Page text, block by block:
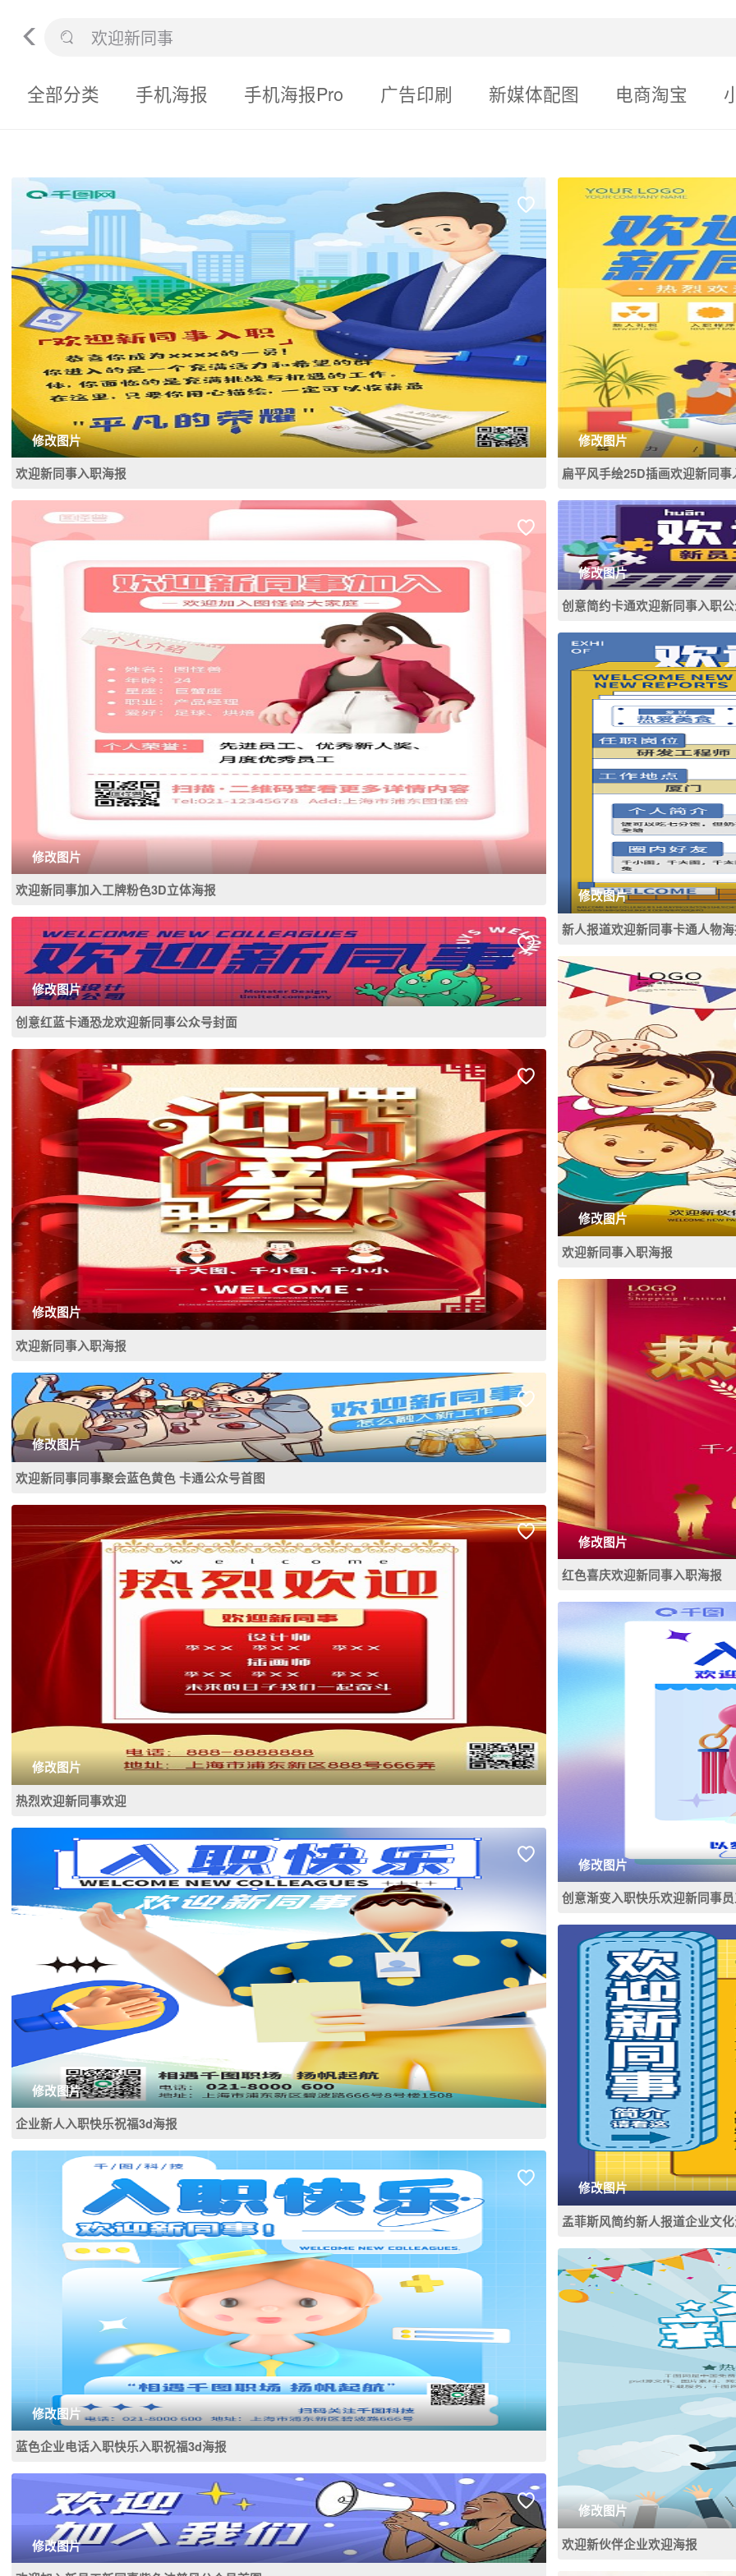
全部分类 手机海报 手机海报Pro 广告印刷 新媒体配图 电商淘宝
修改图片
欢迎新同事入职海报
修改图片
欢迎新同事加入工牌粉色3D立体海报
修改图片
创意红蓝卡通恐龙欢迎新同事公众号封面
修改图片
欢迎新同事入职海报
修改图片
欢迎新同事同事聚会蓝色黄色 卡通公众号首图
修改图片
热烈欢迎新同事欢迎
修改图片
企业新人入职快乐祝福3d海报
修改图片
蓝色企业电话入职快乐入职祝福3d海报
修改图片
修改图片
扁平风手绘25D插画欢迎新同
修改图片
创意简约卡通欢迎新同事入职
修改图片
新人报道欢迎新同事卡通人物
修改图片
欢迎新同事入职海报
修改图片
红色喜庆欢迎新同事入职海报
修改图片
创意渐变入职快乐欢迎新同事
修改图片
孟菲斯风简约新人报道企业文
修改图片
欢迎新伙伴企业欢迎海报